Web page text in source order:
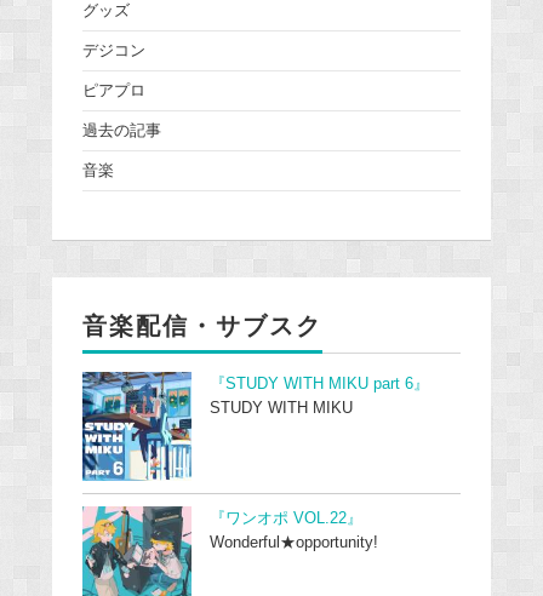
グッズ
デジコン
ピアプロ
過去の記事
音楽
音楽配信・サブスク
『STUDY WITH MIKU part 6』
STUDY WITH MIKU
『ワンオポ VOL.22』
Wonderful★opportunity!